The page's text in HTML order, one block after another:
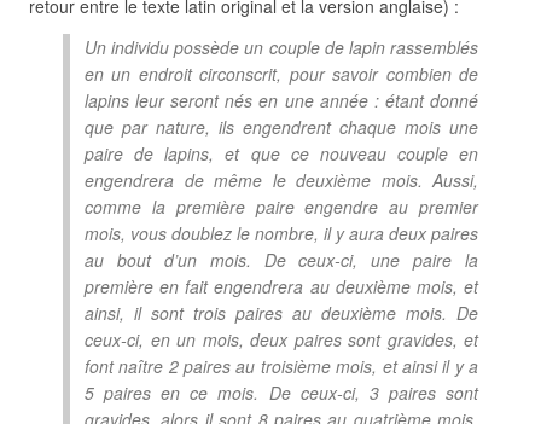
retour entre le texte latin original et la version anglaise) :
Un individu possède un couple de lapin rassemblés
en un endroit circonscrit, pour savoir combien de
lapins leur seront nés en une année : étant donné
que par nature, ils engendrent chaque mois une
paire de lapins, et que ce nouveau couple en
engendrera de même le deuxième mois. Aussi,
comme la première paire engendre au premier
mois, vous doublez le nombre, il y aura deux paires
au bout d’un mois. De ceux-ci, une paire la
première en fait engendrera au deuxième mois, et
ainsi, il sont trois paires au deuxième mois. De
ceux-ci, en un mois, deux paires sont gravides, et
font naître 2 paires au troisième mois, et ainsi il y a
5 paires en ce mois. De ceux-ci, 3 paires sont
gravides, alors il sont 8 paires au quatrième mois.